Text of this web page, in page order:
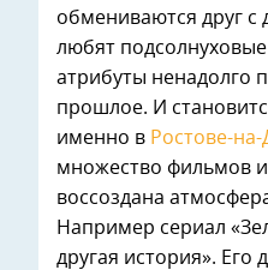
обмениваются друг с
любят
атрибуты ненадолго
прошлое. И
именно в Ростове-
множество фильмов и
воссоздана
Например сериал
другая история». Его